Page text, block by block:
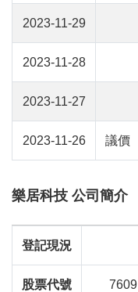
2023-11-29
2023-11-28
2023-11-27
2023-11-26 議價
樂居科技 公司簡介
登記現況
股票代號 7609